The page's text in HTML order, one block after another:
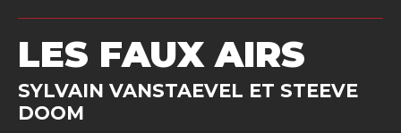
LES FAUX AIRS
SYLVAIN VANSTAEVEL ET STEEVE
DOOM